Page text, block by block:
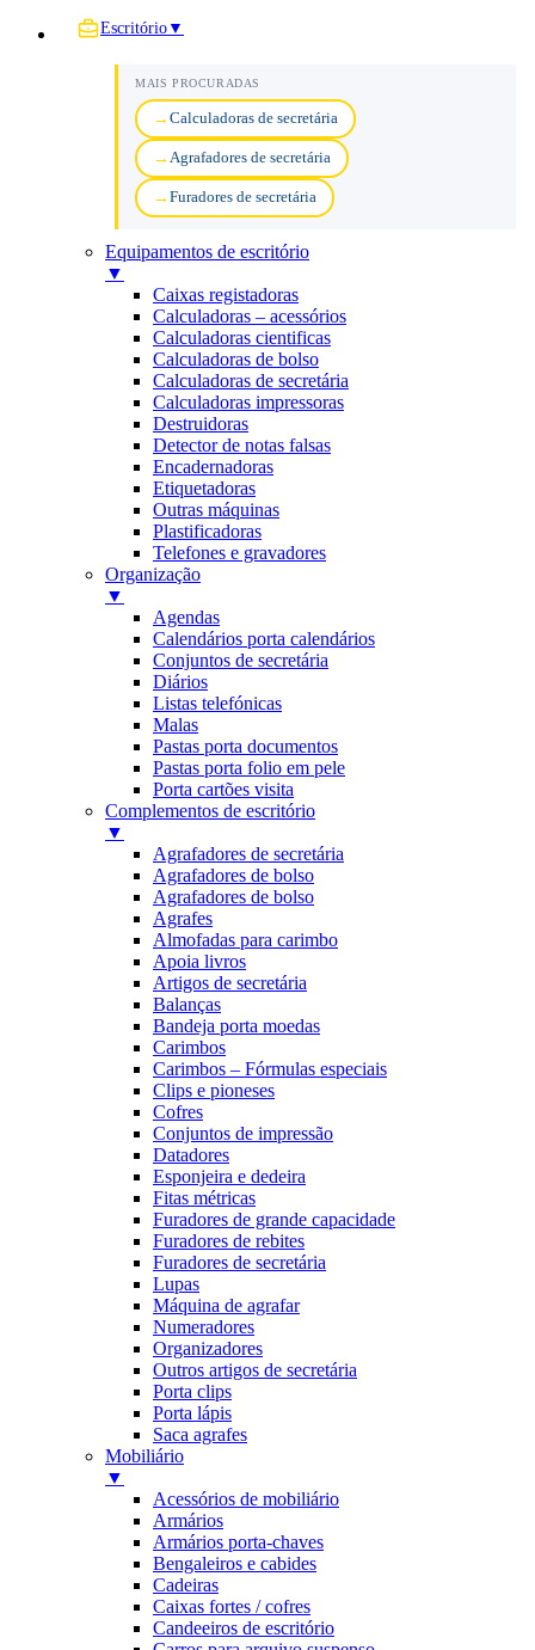
Escritório ▼
MAIS PROCURADAS
Calculadoras de secretária
Agrafadores de secretária
Furadores de secretária
Equipamentos de escritório
▼
Caixas registadoras
Calculadoras – acessórios
Calculadoras cientificas
Calculadoras de bolso
Calculadoras de secretária
Calculadoras impressoras
Destruidoras
Detector de notas falsas
Encadernadoras
Etiquetadoras
Outras máquinas
Plastificadoras
Telefones e gravadores
Organização
▼
Agendas
Calendários porta calendários
Conjuntos de secretária
Diários
Listas telefónicas
Malas
Pastas porta documentos
Pastas porta folio em pele
Porta cartões visita
Complementos de escritório
▼
Agrafadores de secretária
Agrafadores de bolso
Agrafadores de bolso
Agrafes
Almofadas para carimbo
Apoia livros
Artigos de secretária
Balanças
Bandeja porta moedas
Carimbos
Carimbos – Fórmulas especiais
Clips e pioneses
Cofres
Conjuntos de impressão
Datadores
Esponjeira e dedeira
Fitas métricas
Furadores de grande capacidade
Furadores de rebites
Furadores de secretária
Lupas
Máquina de agrafar
Numeradores
Organizadores
Outros artigos de secretária
Porta clips
Porta lápis
Saca agrafes
Mobiliário
▼
Acessórios de mobiliário
Armários
Armários porta-chaves
Bengaleiros e cabides
Cadeiras
Caixas fortes / cofres
Candeeiros de escritório